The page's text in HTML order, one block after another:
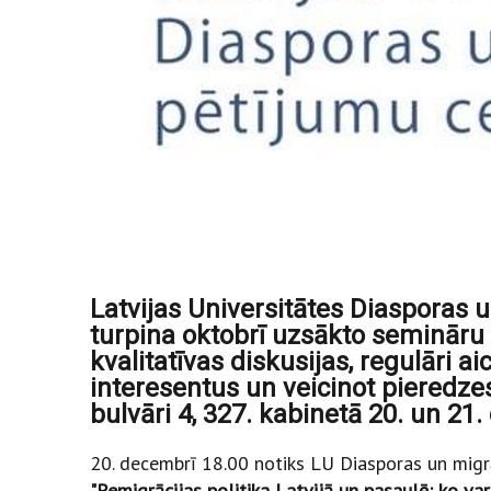
Latvijas Universitātes Diasporas
turpina oktobrī uzsākto
kvalitatīvas diskusijas, regulāri
interesentus un veicinot
bulvāri 4, 327. kabinetā 20. un
20. decembrī 18.00 notiks LU Diasporas un